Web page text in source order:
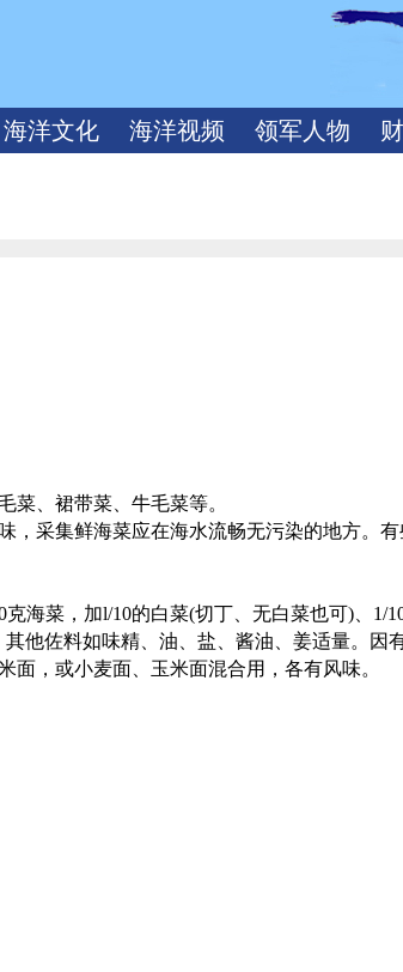
海洋文化 海洋视频 领军人物
菜、 裙带菜、牛毛菜等。
， 采集鲜海菜应在海水流畅无污染的地方。
克海菜，加l/10的白菜(切丁、无白菜也可) 1/
其他佐料如味精、油、盐、酱油、姜适量。因
面，或小麦面、玉米面混合用，各有风味。